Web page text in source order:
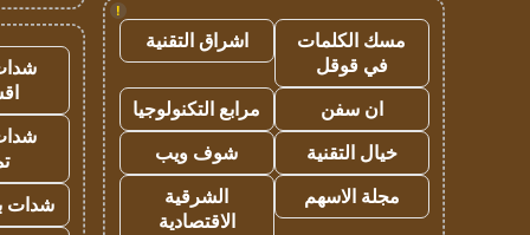
!
مسك الكلمات
في قوقل
اشراق التقنية
ان سفن
مرابع التكنولوجيا
خيال التقنية
شوف ويب
مجلة الاسهم
الشرقية
الاقتصادية
شدات